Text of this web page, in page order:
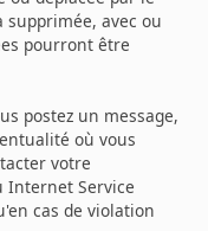
avec ou
pourront être
postez un message,
où vous
votre
Internet Service
cas de violation